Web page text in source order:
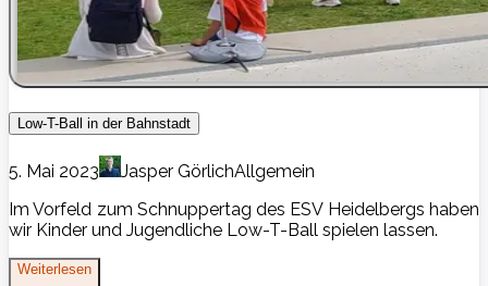
Low-T-Ball in der Bahnstadt
5. Mai 2023 Jasper GörlichAllgemein
Im Vorfeld zum Schnuppertag des ESV Heidelbergs haben
wir Kinder und Jugendliche Low-T-Ball spielen lassen.
Weiterlesen